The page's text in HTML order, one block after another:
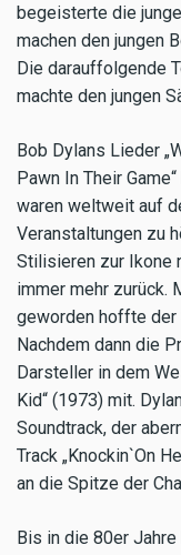
begeisterte die
machen den jungen
Die darauffolgende
machte den jungen
Bob Dylans Lieder
Pawn In Their
waren weltweit auf
Veranstaltungen zu
Stilisieren zur Ikone
immer mehr zurück.
geworden hoffte der
Nachdem dann die
Darsteller in dem
Kid“ (1973) mit.
Soundtrack, der
Track „Knockin`On
an die Spitze der
Bis in die 80er